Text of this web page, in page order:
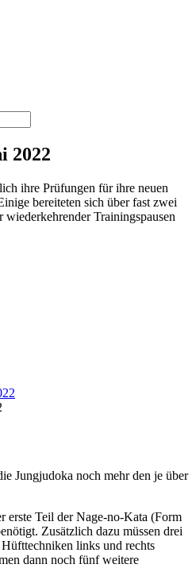
2022
ihre Prüfungen für ihre neuen
bereiteten sich über fast zwei
Trainingspausen
Jungjudoka noch mehr den je über
erste Teil der Nage-no-Kata (Form
Zusätzlich dazu müssen drei
links und rechts
dann noch fünf weitere